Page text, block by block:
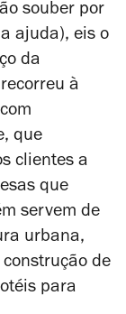
souber por
ajuda), eis o
da
à
que
clientes a
que
servem de
urbana,
de
para